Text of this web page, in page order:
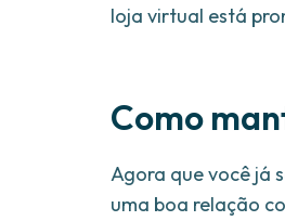
loja virtual está
Como
Agora que você já
uma boa relação